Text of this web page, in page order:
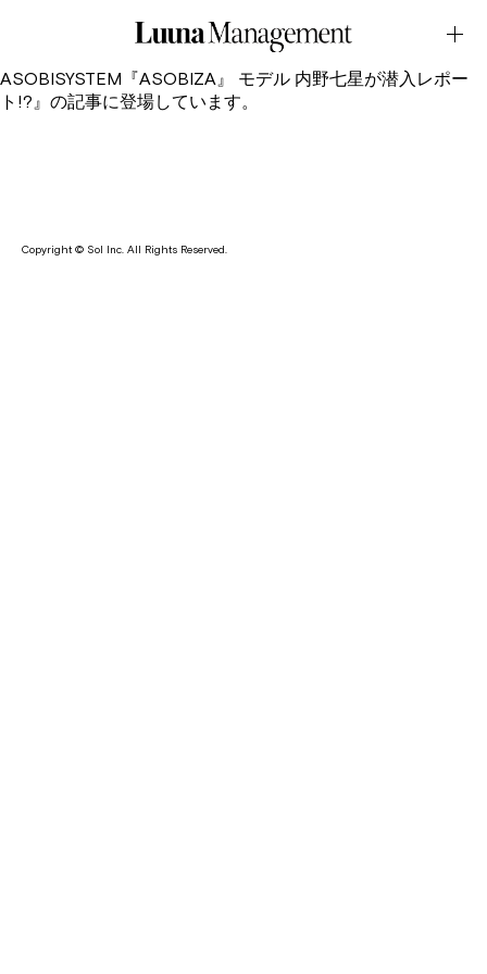
内野七星が、セレクトショップ・FREAK’S STORE が運営する
Web メディア・FREAK MAG.にて『ZEROTOKYO ×
ASOBISYSTEM『ASOBIZA』 モデル 内野七星が潜入レポー
ト!?』の記事に登場しています。
Copyright © Sol Inc. All Rights Reserved.